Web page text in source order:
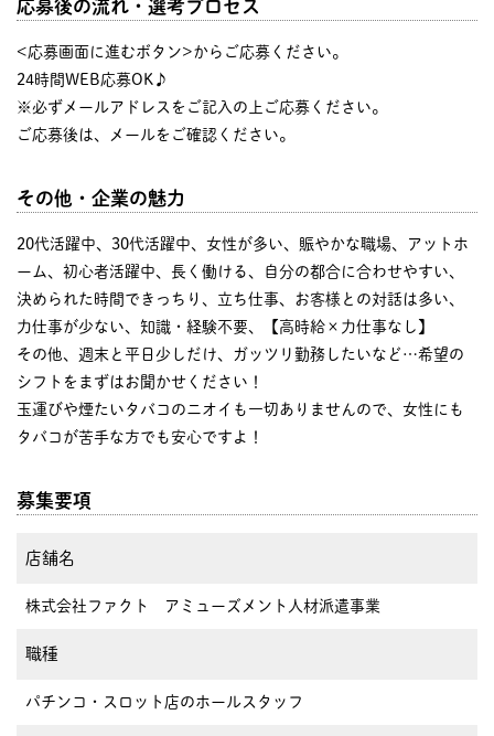
応募後の流れ・選考プロセス
<応募画面に進むボタン>からご応募ください。
24時間WEB応募OK♪
※必ずメールアドレスをご記入の上ご応募ください。
ご応募後は、メールをご確認ください。
その他・企業の魅力
20代活躍中、30代活躍中、女性が多い、賑やかな職場、アットホ
ーム、初心者活躍中、長く働ける、自分の都合に合わせやすい、
決められた時間できっちり、立ち仕事、お客様との対話は多い、
力仕事が少ない、知識・経験不要、【高時給×力仕事なし】
その他、週末と平日少しだけ、ガッツリ勤務したいなど…希望の
シフトをまずはお聞かせください！
玉運びや煙たいタバコのニオイも一切ありませんので、女性にも
タバコが苦手な方でも安心ですよ！
募集要項
店舗名
株式会社ファクト アミューズメント人材派遣事業
職種
パチンコ・スロット店のホールスタッフ